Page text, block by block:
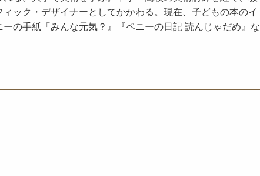
ック・デザイナーとしてかかわる。現在、子どもの本のイ
の手紙「みんな元気？』『ペニーの日記 読んじゃだめ』な